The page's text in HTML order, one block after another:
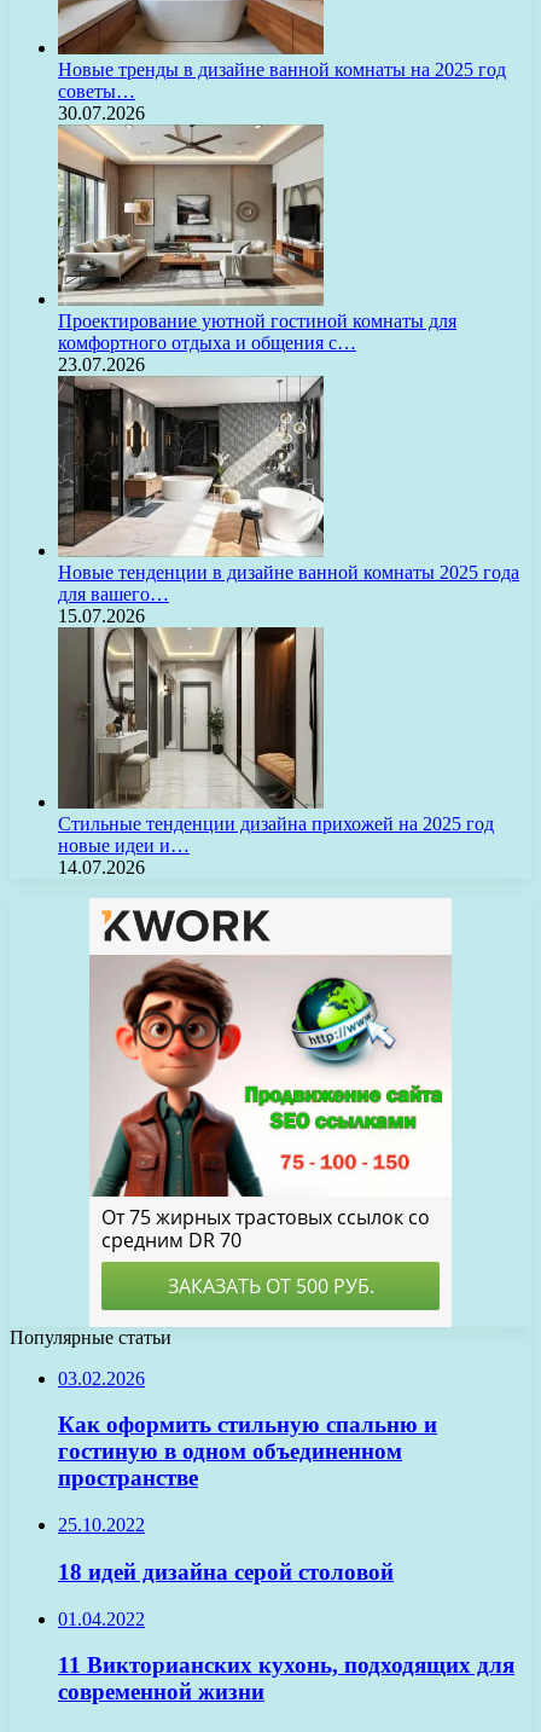
Новые тренды в дизайне ванной комнаты на 2025 год
советы…
30.07.2026
Проектирование уютной гостиной комнаты для
комфортного отдыха и общения с…
23.07.2026
Новые тенденции в дизайне ванной комнаты 2025 года
для вашего…
15.07.2026
Стильные тенденции дизайна прихожей на 2025 год
новые идеи и…
14.07.2026
Популярные статьи
03.02.2026
Как оформить стильную спальню и
гостиную в одном объединенном
пространстве
25.10.2022
18 идей дизайна серой столовой
01.04.2022
11 Викторианских кухонь, подходящих для
современной жизни